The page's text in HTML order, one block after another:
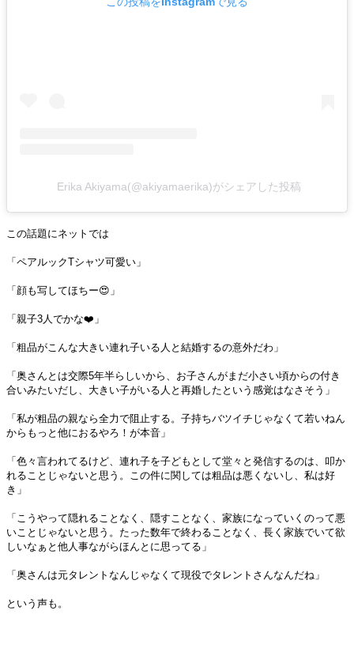
Erika Akiyama(@akiyamaerika)がシェアした投稿
この話題にネットでは
「ペアルックTシャツ可愛い」
「顔も写してほちー😍」
「親子3人でかな❤️」
「粗品がこんな大きい連れ子いる人と結婚するの意外だわ」
「奥さんとは交際5年半らしいから、お子さんがまだ小さい頃からの付き
合いみたいだし、大きい子がいる人と再婚したという感覚はなさそう」
「私が粗品の親なら全力で阻止する。子持ちバツイチじゃなくて若いねん
からもっと他におるやろ！が本音」
「色々言われてるけど、連れ子を子どもとして堂々と発信するのは、叩か
れることじゃないと思う。この件に関しては粗品は悪くないし、私は好
き」
「こうやって隠れることなく、隠すことなく、家族になっていくのって悪
いことじゃないと思う。たった数年で終わることなく、長く家族でいて欲
しいなぁと他人事ながらほんとに思ってる」
「奥さんは元タレントなんじゃなくて現役でタレントさんなんだね」
という声も。